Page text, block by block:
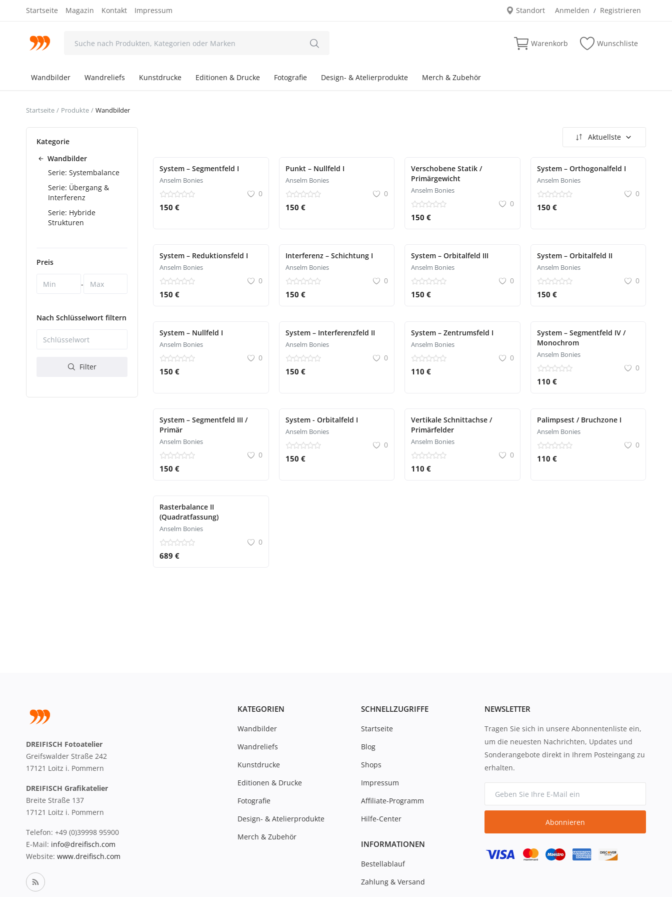
Startseite Magazin Kontakt Impressum Standort Anmelden / Registrieren
Warenkorb Wunschliste
Wandbilder Wandreliefs Kunstdrucke Editionen & Drucke Fotografie Design- & Atelierprodukte Merch & Zubehör
Startseite Produkte Wandbilder
Kategorie
Wandbilder
Serie: Systembalance
Serie: Übergang &
Interferenz
Serie: Hybride
Strukturen
Preis
-
Nach Schlüsselwort filtern
Filter
Aktuellste
System – Segmentfeld I
Anselm Bonies
0
150 €
Punkt – Nullfeld I
Anselm Bonies
0
150 €
Verschobene Statik /
Primärgewicht
Anselm Bonies
0
150 €
System – Orthogonalfeld I
Anselm Bonies
0
150 €
System – Reduktionsfeld I
Anselm Bonies
0
150 €
Interferenz – Schichtung I
Anselm Bonies
0
150 €
System – Orbitalfeld III
Anselm Bonies
0
150 €
System – Orbitalfeld II
Anselm Bonies
0
150 €
System – Nullfeld I
Anselm Bonies
0
150 €
System – Interferenzfeld II
Anselm Bonies
0
150 €
System – Zentrumsfeld I
Anselm Bonies
0
110 €
System – Segmentfeld IV /
Monochrom
Anselm Bonies
0
110 €
System – Segmentfeld III /
Primär
Anselm Bonies
0
150 €
System - Orbitalfeld I
Anselm Bonies
0
150 €
Vertikale Schnittachse /
Primärfelder
Anselm Bonies
0
110 €
Palimpsest / Bruchzone I
Anselm Bonies
0
110 €
Rasterbalance II
(Quadratfassung)
Anselm Bonies
0
689 €
DREIFISCH Fotoatelier
Greifswalder Straße 242
17121 Loitz i. Pommern
DREIFISCH Grafikatelier
Breite Straße 137
17121 Loitz i. Pommern
Telefon: +49 (0)39998 95900
E-Mail: info@dreifisch.com
Website: www.dreifisch.com
KATEGORIEN
Wandbilder
Wandreliefs
Kunstdrucke
Editionen & Drucke
Fotografie
Design- & Atelierprodukte
Merch & Zubehör
SCHNELLZUGRIFFE
Startseite
Blog
Shops
Impressum
Affiliate-Programm
Hilfe-Center
INFORMATIONEN
Bestellablauf
Zahlung & Versand
NEWSLETTER
Tragen Sie sich in unsere Abonnentenliste ein,
um die neuesten Nachrichten, Updates und
Sonderangebote direkt in Ihrem Posteingang zu
erhalten.
Abonnieren